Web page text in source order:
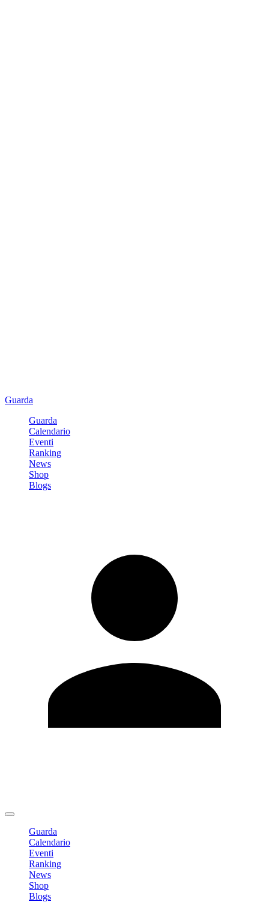
Guarda
Guarda
Calendario
Eventi
Ranking
News
Shop
Blogs
Guarda
Calendario
Eventi
Ranking
News
Shop
Blogs